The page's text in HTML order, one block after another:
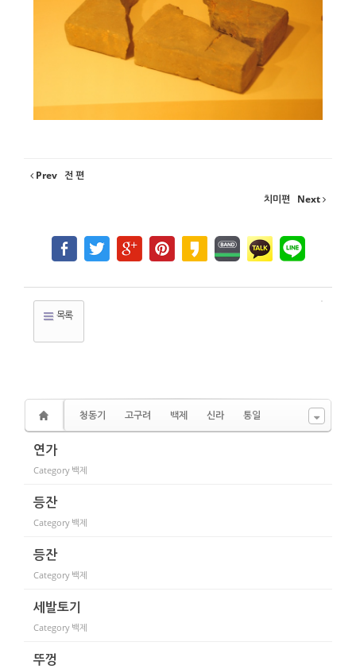
Prev 전 편
치미편
Next
목록
청동기 고구려 백제 신라 통일
연가
Category 백제
등잔
Category 백제
등잔
Category 백제
세발토기
Category 백제
뚜껑